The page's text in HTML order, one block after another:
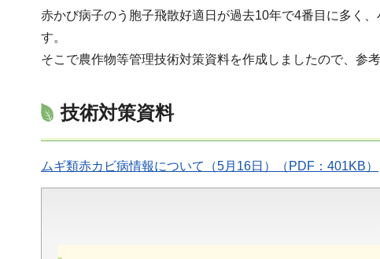
赤かび病子のう胞子飛散好適日が過去10年で4番目に多く
す。
そこで農作物等管理技術対策資料を作成しましたので、参
技術対策資料
ムギ類赤カビ病情報について（5月16日）（PDF：401KB）